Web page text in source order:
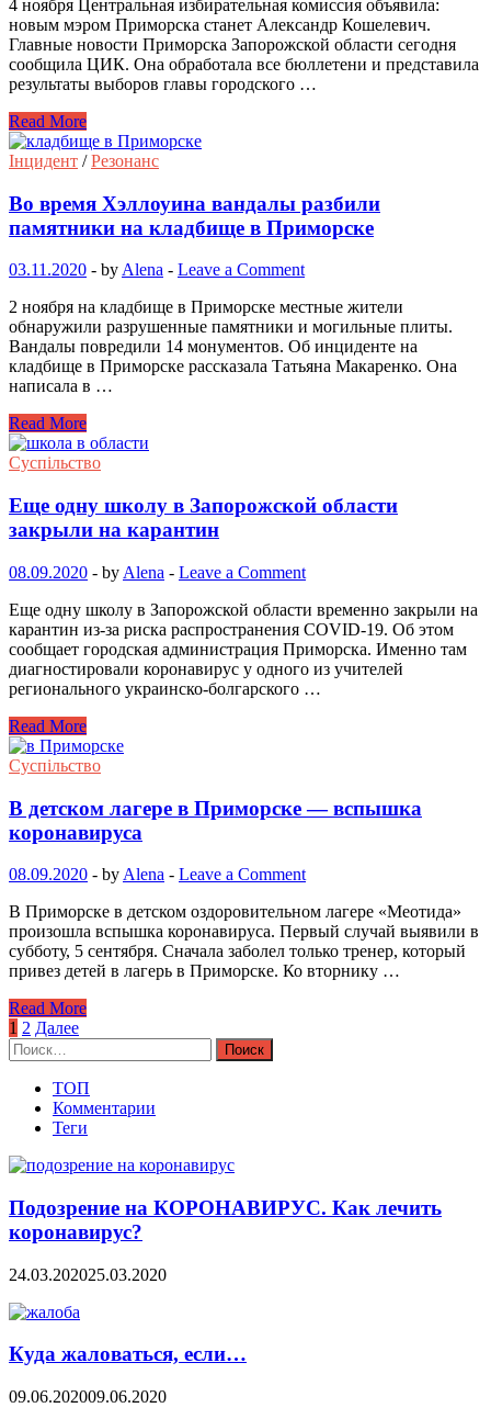
4 ноября Центральная избирательная комиссия объявила:
новым мэром Приморска станет Александр Кошелевич.
Главные новости Приморска Запорожской области сегодня
сообщила ЦИК. Она обработала все бюллетени и представила
результаты выборов главы городского …
Read More
Інцидент /Резонанс
Во время Хэллоуина вандалы разбили
памятники на кладбище в Приморске
03.11.2020 - by Alena - Leave a Comment
2 ноября на кладбище в Приморске местные жители
обнаружили разрушенные памятники и могильные плиты.
Вандалы повредили 14 монументов. Об инциденте на
кладбище в Приморске рассказала Татьяна Макаренко. Она
написала в …
Read More
Суспільство
Еще одну школу в Запорожской области
закрыли на карантин
08.09.2020 - by Alena - Leave a Comment
Еще одну школу в Запорожской области временно закрыли на
карантин из-за риска распространения COVID-19. Об этом
сообщает городская администрация Приморска. Именно там
диагностировали коронавирус у одного из учителей
регионального украинско-болгарского …
Read More
Суспільство
В детском лагере в Приморске — вспышка
коронавируса
08.09.2020 - by Alena - Leave a Comment
В Приморске в детском оздоровительном лагере «Меотида»
произошла вспышка коронавируса. Первый случай выявили в
субботу, 5 сентября. Сначала заболел только тренер, который
привез детей в лагерь в Приморске. Ко вторнику …
Read More
Навигация
по
записям
1 2 Далее
Найти:
ТОП
Комментарии
Теги
Подозрение на КОРОНАВИРУС. Как лечить
коронавирус?
24.03.202025.03.2020
Куда жаловаться, если…
09.06.202009.06.2020